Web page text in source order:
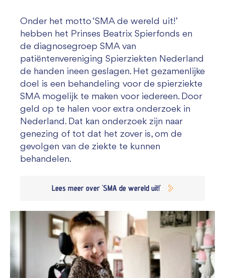
Onder het motto ‘SMA de wereld uit!’
hebben het Prinses Beatrix Spierfonds en
de diagnosegroep SMA van
patiëntenvereniging Spierziekten Nederland
de handen ineen geslagen. Het gezamenlijke
doel is een behandeling voor de spierziekte
SMA mogelijk te maken voor iedereen. Door
geld op te halen voor extra onderzoek in
Nederland. Dat kan onderzoek zijn naar
genezing of tot dat het zover is, om de
gevolgen van de ziekte te kunnen
behandelen.
Lees meer over 'SMA de wereld uit!'